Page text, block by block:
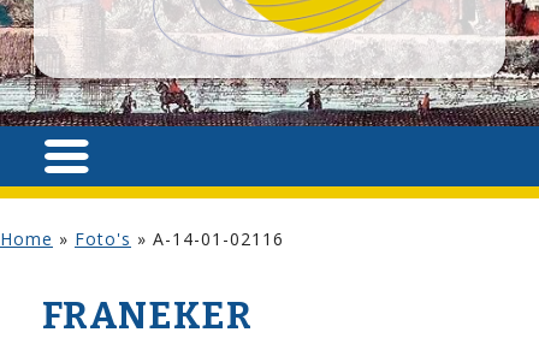
Home » Foto's » A-14-01-02116
FRANEKER